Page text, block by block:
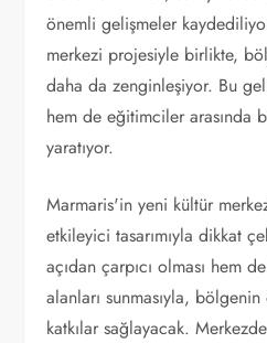
önemli gelişmeler
merkezi projesiyle birlikte,
daha da zenginleşiyor. Bu
hem de eğitimciler arasında
yaratıyor.
Marmaris'in yeni kültür
etkileyici tasarımıyla dikkat
açıdan çarpıcı olması hem
alanları sunmasıyla,
katkılar sağlayacak.